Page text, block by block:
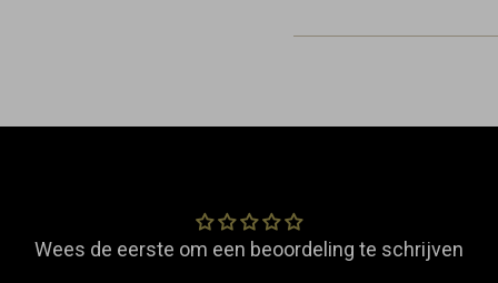
Wees de eerste om een beoordeling te schrijven